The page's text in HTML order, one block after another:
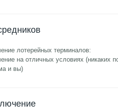
лотерейных терминалов:
на отличных условиях (никаких
и вы)